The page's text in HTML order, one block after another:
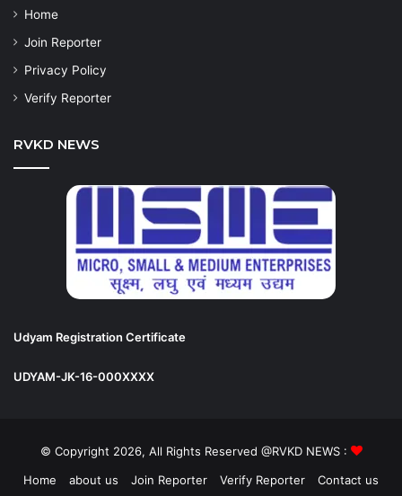
Home
Join Reporter
Privacy Policy
Verify Reporter
RVKD NEWS
Udyam Registration Certificate
UDYAM-JK-16-000XXXX
© Copyright 2026, All Rights Reserved @RVKD NEWS :
Home
about us Join Reporter Verify Reporter Contact us